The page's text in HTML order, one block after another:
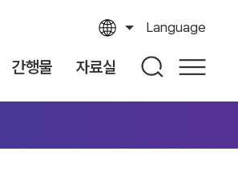
Language
간행물 자료실